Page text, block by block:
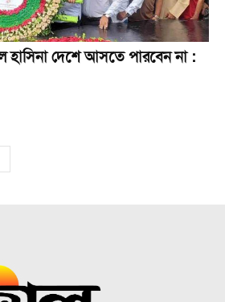
হাসিনা দেশে আসতে পারবেন না :